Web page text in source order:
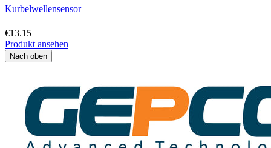
Kurbelwellensensor
€13.15
Produkt ansehen
Nach oben